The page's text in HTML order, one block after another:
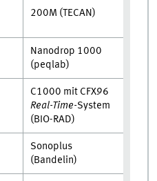
200M (TECAN)
Nanodrop 1000
(peqlab)
C1000 mit CFX96
Real-Time-System
(BIO-RAD)
Sonoplus
(Bandelin)